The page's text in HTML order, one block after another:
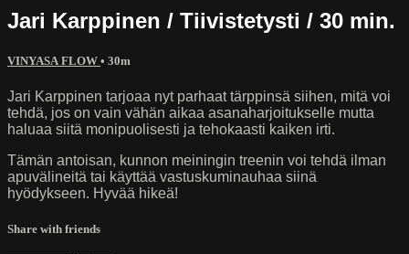
Jari Karppinen / Tiivistetysti / 30 min.
VINYASA FLOW • 30m
Jari Karppinen tarjoaa nyt parhaat tärppinsä siihen, mitä voi
tehdä, jos on vain vähän aikaa asanaharjoitukselle mutta
haluaa siitä monipuolisesti ja tehokaasti kaiken irti.
Tämän antoisan, kunnon meiningin treenin voi tehdä ilman
apuvälineitä tai käyttää vastuskuminauhaa siinä
hyödykseen. Hyvää hikeä!
Share with friends